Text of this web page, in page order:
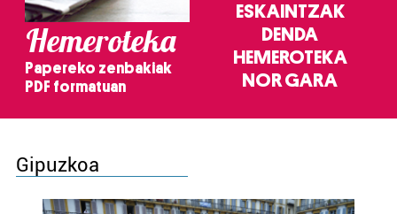
Hemeroteka
Papereko zenbakiak
PDF formatuan
ESKAINTZAK
DENDA
HEMEROTEKA
NOR GARA
Gipuzkoa